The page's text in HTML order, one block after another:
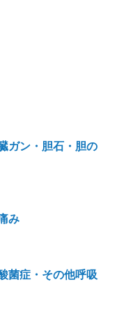
ガン・胆石・胆の
み
菌症・その他呼吸